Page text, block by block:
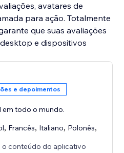
avatares de
para ação. Totalmente
que suas avaliações
e dispositivos
e depoimentos
em todo o mundo.
, Francês, Italiano, Polonês,
conteúdo do aplicativo